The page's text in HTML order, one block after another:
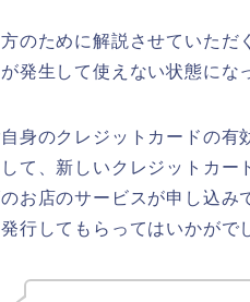
のために解説させていた
発生して使えない状態にな
身のクレジットカードの有
て、新しいクレジットカー
お店のサービスが申し込
発行してもらってはいかがで